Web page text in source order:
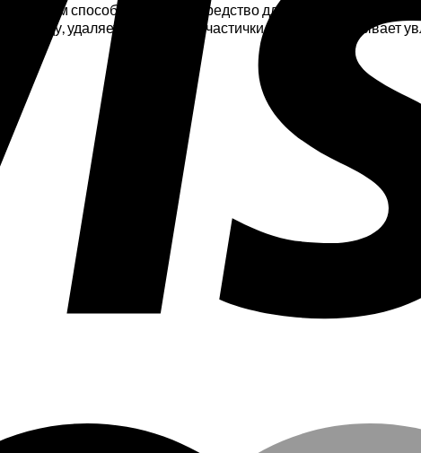
способом поможет средство для удаления
кожицу, удаляет огрубевшие частички кутикулы,